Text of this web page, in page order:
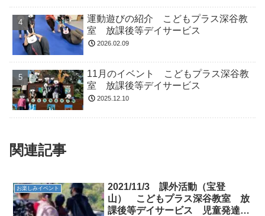
運動遊びの紹介 こどもプラス深谷教
室 放課後等デイサービス
2026.02.09
11月のイベント こどもプラス深谷教
室 放課後等デイサービス
2025.12.10
関連記事
お楽しみイベント
2021/11/3 課外活動（宝登
山） こどもプラス深谷教室 放
課後等デイサービス 児童発達支